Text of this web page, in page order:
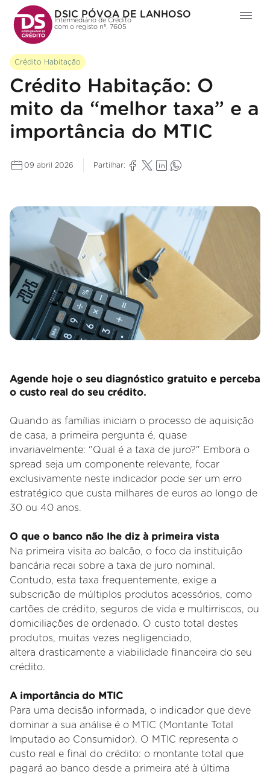
DSIC PÓVOA DE LANHOSO
Intermediário de Crédito
com o registo nº. 7605
Crédito Habitação
Crédito Habitação: O
mito da “melhor taxa” e a
importância do MTIC
09 abril 2026 Partilhar:
Agende hoje o seu diagnóstico gratuito e perceba
o custo real do seu crédito.
Quando as famílias iniciam o processo de aquisição
de casa, a primeira pergunta é, quase
invariavelmente: "Qual é a taxa de juro?" Embora o
spread seja um componente relevante, focar
exclusivamente neste indicador pode ser um erro
estratégico que custa milhares de euros ao longo de
30 ou 40 anos.
O que o banco não lhe diz à primeira vista
Na primeira visita ao balcão, o foco da instituição
bancária recai sobre a taxa de juro nominal.
Contudo, esta taxa frequentemente, exige a
subscrição de múltiplos produtos acessórios, como
cartões de crédito, seguros de vida e multirriscos, ou
domiciliações de ordenado. O custo total destes
produtos, muitas vezes negligenciado,
altera drasticamente a viabilidade financeira do seu
crédito.
A importância do MTIC
Para uma decisão informada, o indicador que deve
dominar a sua análise é o MTIC (Montante Total
Imputado ao Consumidor). O MTIC representa o
custo real e final do crédito: o montante total que
pagará ao banco desde a primeira até à última